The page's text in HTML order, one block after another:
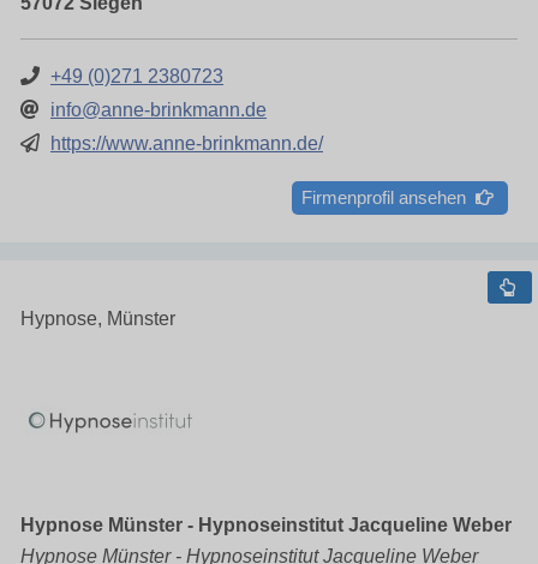
+49 (0)271 2380723
info@anne-brinkmann.de
https://www.anne-brinkmann.de/
Firmenprofil ansehen
Hypnose, Münster
Hypnose Münster - Hypnoseinstitut Jacqueline Weber
Hypnose Münster - Hypnoseinstitut Jacqueline Weber